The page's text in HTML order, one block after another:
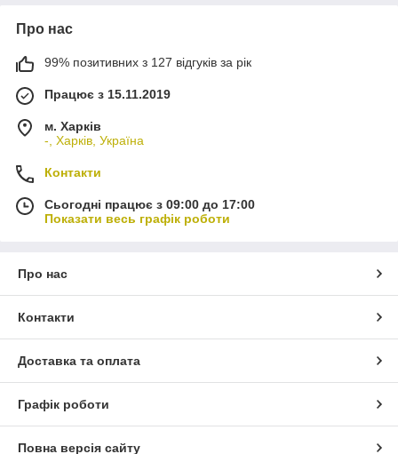
Про нас
99% позитивних з 127 відгуків за рік
Працює з 15.11.2019
м. Харків
-, Харків, Україна
Контакти
Сьогодні працює з 09:00 до 17:00
Показати весь графік роботи
Про нас
Контакти
Доставка та оплата
Графік роботи
Повна версія сайту